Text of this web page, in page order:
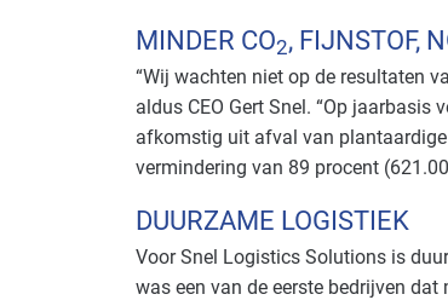
MINDER CO2, FIJNSTOF,
“Wij wachten niet op de resultaten
aldus CEO Gert Snel. “Op
afkomstig uit afval van
vermindering van 89 procent
DUURZAME LOGISTIEK
Voor Snel Logistics Solutions is
was een van de eerste bedrijven dat